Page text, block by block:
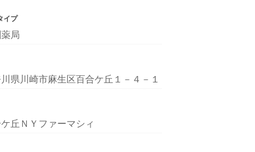
イプ
局
県川崎市麻生区百合ケ丘１－４－１
丘ＮＹファーマシィ